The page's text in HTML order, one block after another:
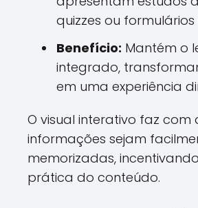
quizzes ou
Benefício: Mantém o
integrado,
em uma experiência
O visual interativo faz com
informações sejam
memorizadas,
prática do conteúdo.